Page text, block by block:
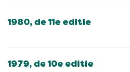
1980, de 11e editie
1979, de 10e editie